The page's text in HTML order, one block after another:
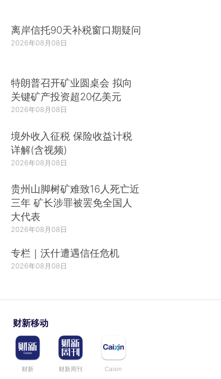
离岸信托90天补税窗口期疑问
2026年08月08日
特朗普召开矿业圆桌会 拟向
关键矿产投资超20亿美元
2026年08月08日
境外收入征税 保险收益计税
详解(含视频)
2026年08月08日
贵州山脚树矿难致16人死亡近
三年 矿长涉罪被罢免全国人
大代表
2026年08月08日
专栏｜沃什遭遇信任危机
2026年08月08日
财新移动
财新 财新周刊 Caixin